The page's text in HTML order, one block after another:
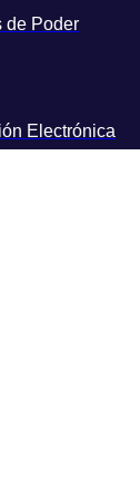
de Poder
Electrónica